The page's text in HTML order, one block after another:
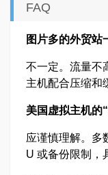
FAQ
图片多的外贸站
不一定。流量不
主机配合压缩和
美国虚拟主机的
应谨慎理解。多
U 或备份限制，